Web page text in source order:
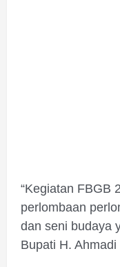
“Kegiatan FBGB
perlombaan
dan seni budaya
Bupati H.